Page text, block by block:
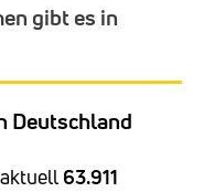
gibt es in
Deutschland
63.911